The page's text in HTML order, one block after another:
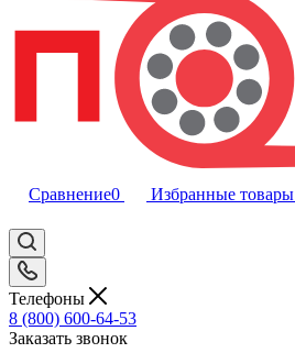
Сравнение0 Избранные товары
Телефоны
8 (800) 600-64-53
Заказать звонок